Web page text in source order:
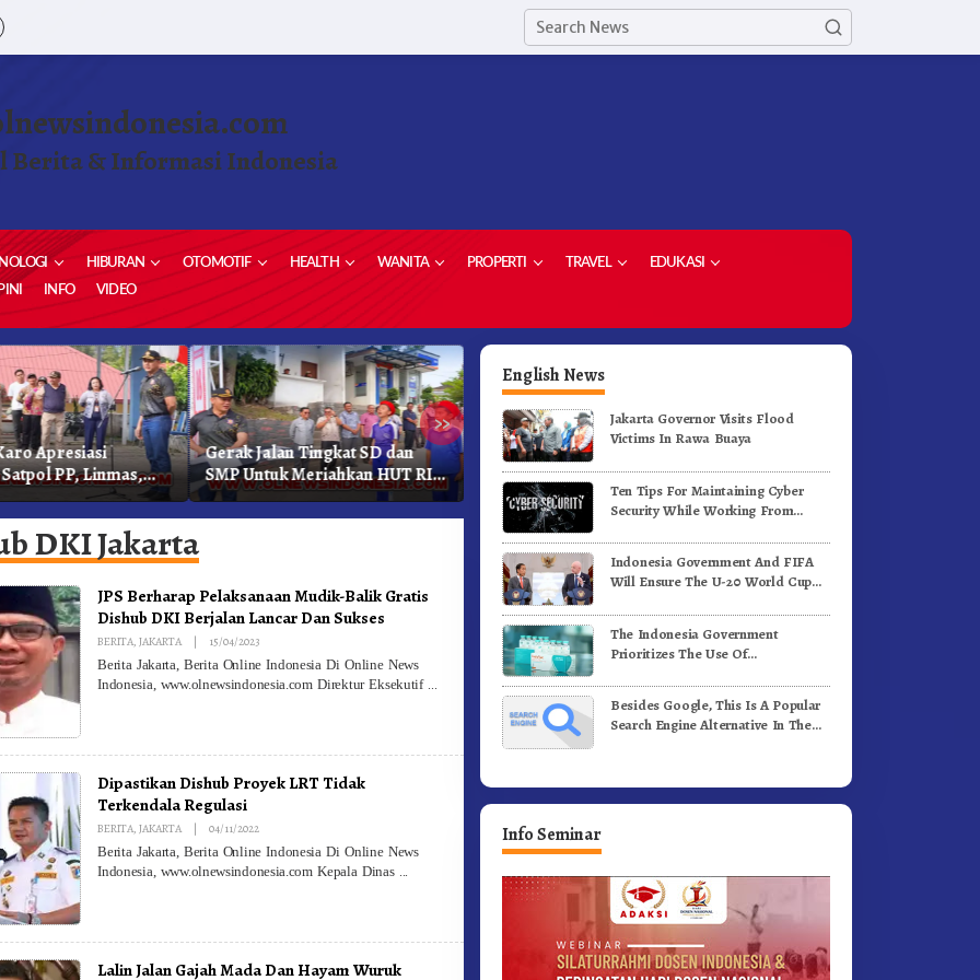
Berita & Informasi Indonesia
HIBURAN OTOMOTIF HEALTH WANITA PROPERTI TRAVEL
EDUKASI
INFO VIDEO
»
Apresiasi
PP, Linmas,
Kebakaran
Gerak Jalan Tingkat SD dan
SMP Untuk Meriahkan HUT RI
Ke-81 Dibuka Sekda Karo
Ketua Demokrat Kabupaten
Karo Pimpin Laskar Biru
Bergerak.!
Pemkab Karo Gelar Gerak
Jalan Kemerdekaan.!
DKI Jakarta
JPS Berharap Pelaksanaan Mudik-Balik Gratis
Dishub DKI Berjalan Lancar Dan Sukses
BERITA,JAKARTA | 15/04/2023
Berita Jakarta, Berita Online Indonesia Di Online News
Indonesia, www.olnewsindonesia.com Direktur Eksekutif
Dipastikan Dishub Proyek LRT Tidak
Terkendala Regulasi
BERITA,JAKARTA | 04/11/2022By
Berita Jakarta, Berita Online Indonesia Di Online News
Indonesia, www.olnewsindonesia.com Kepala Dinas
Lalin Jalan Gajah Mada Dan Hayam Wuruk
English News
Jakarta Governor Visits Flood
Victims In Rawa Buaya
Ten Tips For Maintaining Cyber
Security While Working From
Indonesia Government And FIFA
Will Ensure The U-20 World Cup
Standards
The Indonesia Government
Prioritizes The Use Of
Vaccines
Besides Google, This Is A Popular
Search Engine Alternative In The
Info Seminar